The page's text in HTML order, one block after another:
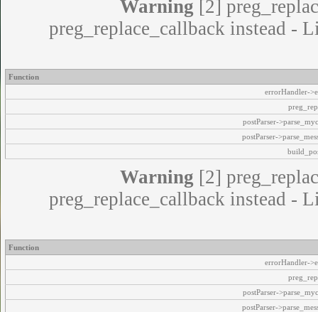
Warning [2]
preg_replace_callback instead -
Function
errorHandler-
postParser-
postParser-
Warning [2]
preg_replace_callback instead -
Function
errorHandler-
postParser-
postParser-